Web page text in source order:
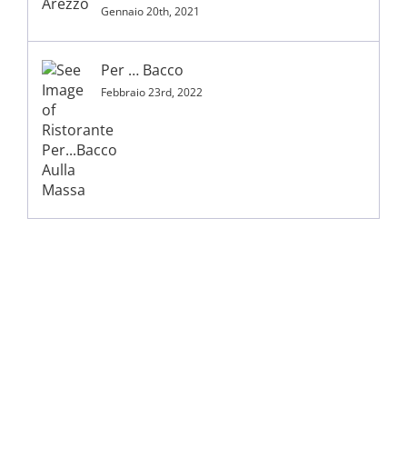
Gennaio 20th, 2021
Per … Bacco
Febbraio 23rd, 2022